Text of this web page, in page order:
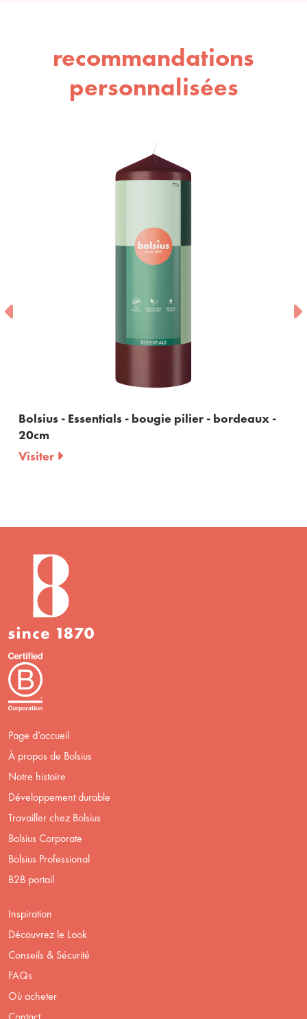
recommandations
personnalisées
- bougie pilier - bordeaux -
Bolsius -
Page d’accueil
À propos de Bolsius
Notre histoire
Développement durable
Travailler chez Bolsius
Bolsius Corporate
Bolsius Professional
B2B portail
Inspiration
Découvrez le Look
Conseils & Sécurité
FAQs
Où acheter